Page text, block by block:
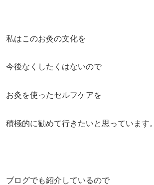
私はこのお灸の文化を
今後なくしたくはないので
お灸を使ったセルフケアを
積極的に勧めて行きたいと思っています。
ブログでも紹介しているので